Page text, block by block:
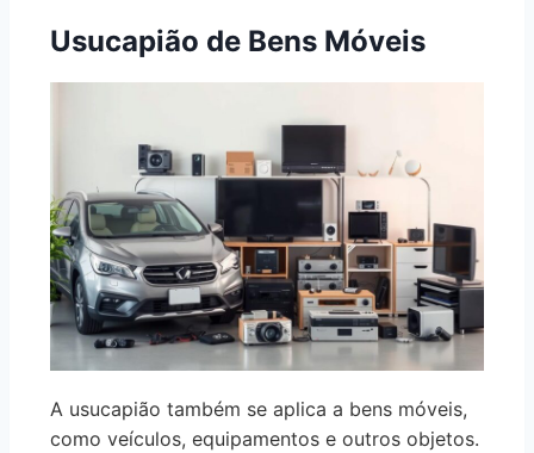
Usucapião de Bens Móveis
A usucapião também se aplica a bens móveis,
como veículos, equipamentos e outros objetos.